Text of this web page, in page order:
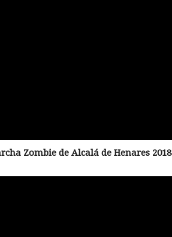
Zombie de Alcalá de Henares 2018